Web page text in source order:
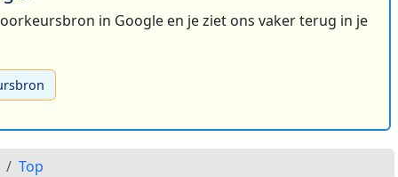
in Google en je ziet ons vaker terug in je
Top